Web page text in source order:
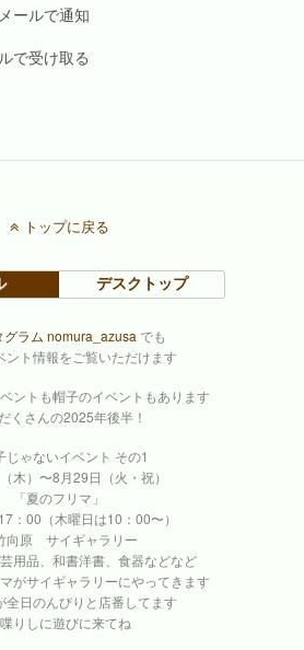
ールで通知
で受け取る
トップに戻る
デスクトップ
グラム nomura_azusa でも
ント情報をご覧いただけます
ントも帽子のイベントもあります
くさんの2025年後半！
じゃないイベント その1
木）〜8月29日（火・祝）
「夏のフリマ」
：00（木曜日は10：00〜）
向原 サイギャラリー
用品、和書洋書、食器などなど
がサイギャラリーにやってきます
全日のんびりと店番してます
りしに遊びに来てね